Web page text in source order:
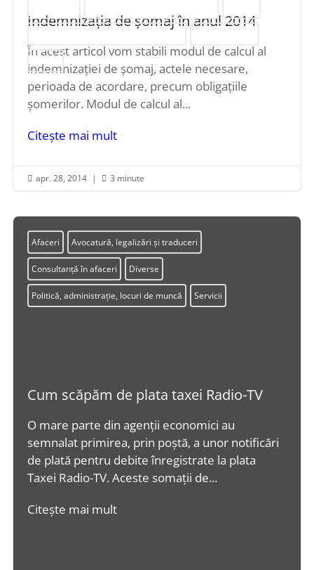
Indemnizația de șomaj în anul 2014
În acest articol vom stabili modul de calcul al
indemnizației de șomaj, actele necesare,
perioada de acordare, precum obligațiile
șomerilor. Modul de calcul al...
Citește mai mult
 apr. 28, 2014 |  3 minute
Afaceri Avocatură, legalizări și traduceri
Consultanță în afaceri Diverse
Politică, administrație, locuri de muncă Servicii
Cum scăpăm de plata taxei Radio-TV
O mare parte din agenții economici au
semnalat primirea, prin poștă, a unor notificări
de plată pentru debite înregistrate la plata
Taxei Radio-TV. Aceste somații de...
Citește mai mult